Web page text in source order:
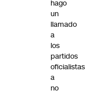
hago
un
llamado
a
los
partidos
oficialistas
a
no